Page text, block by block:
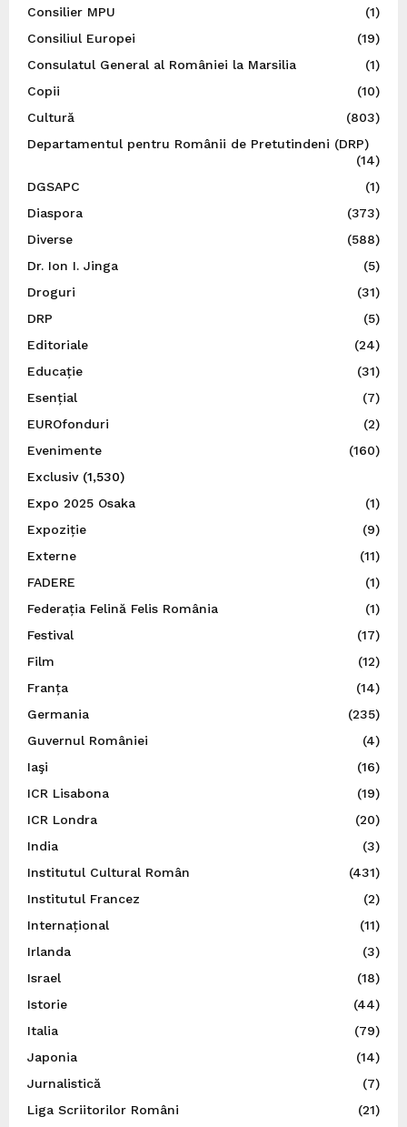
Consilier MPU
(1)
Consiliul Europei
(19)
Consulatul General al României la Marsilia
(1)
Copii
(10)
Cultură
(803)
Departamentul pentru Românii de Pretutindeni (DRP)
(14)
DGSAPC
(1)
Diaspora
(373)
Diverse
(588)
Dr. Ion I. Jinga
(5)
Droguri
(31)
DRP
(5)
Editoriale
(24)
Educație
(31)
Esențial
(7)
EUROfonduri
(2)
Evenimente
(160)
Exclusiv(1,530)
Expo 2025 Osaka
(1)
Expoziție
(9)
Externe
(11)
FADERE
(1)
Federația Felină Felis România
(1)
Festival
(17)
Film
(12)
Franța
(14)
Germania
(235)
Guvernul României
(4)
Iaşi
(16)
ICR Lisabona
(19)
ICR Londra
(20)
India
(3)
Institutul Cultural Român
(431)
Institutul Francez
(2)
Internațional
(11)
Irlanda
(3)
Israel
(18)
Istorie
(44)
Italia
(79)
Japonia
(14)
Jurnalistică
(7)
Liga Scriitorilor Români
(21)